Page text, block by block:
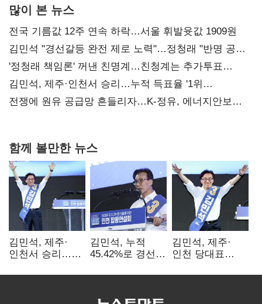
많이 본 뉴스
전국 기름값 12주 연속 하락…서울 휘발윳값 1909원
김민석 "경선갈등 완전 제로 노력"…정청래 "반명 공세
사과부터"
'정청래 책임론' 꺼낸 친명계…친청계는 추가투표
때리기
김민석, 제주·인천서 승리…누적 득표율 '1위
탈환'(종합)
전쟁에 원유 공급망 흔들리자…K-정유, 에너지안보
함께 볼만한 뉴스
김민석, 제주·
인천서 승리…
탈환'(종합)
김민석, 누적
45.42%로 경선
격차
김민석, 제주·
인천 당대표